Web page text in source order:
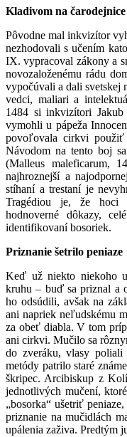
Kladivom na čarodejnice
Pôvodne mal inkvizítor
nezhodovali s učením
IX. vypracoval zákony a
novozaloženému rádu
vypočúvali a dali svetskej
vedci, maliari a
1484 si inkvizítori Jakub
vymohli u pápeža
povoľovala cirkvi použiť
Návodom na tento boj
(Malleus maleficarum,
najhroznejší a
stíhaní a trestaní je
Tragédiou je, že hoci
hodnoverné dôkazy,
identifikovaní bosoriek.
Priznanie šetrilo peniaze
Keď už niekto niekoho
kruhu – buď sa priznal a
ho odsúdili, avšak na
ani napriek neľudskému
za obeť diabla. V tom
ani cirkvi. Mučilo sa
do zveráku, vlasy poliali
metódy patrilo staré
škripec. Arcibiskup z
jednotlivých mučení,
„bosorka“ ušetriť
priznanie na mučidlách
upálenia zaživa. Predtým